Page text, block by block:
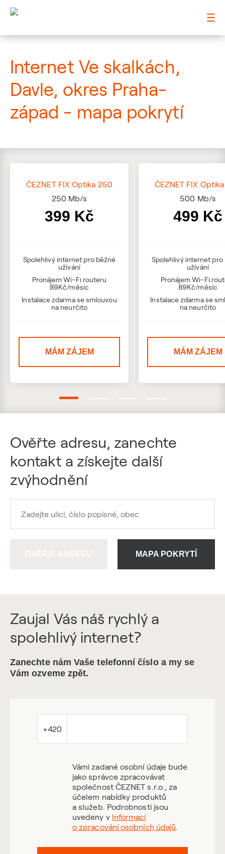
Internet Ve skalkách,
Davle, okres Praha-
západ - mapa pokrytí
ČEZNET FIX Optika 250
250 Mb/s
399 Kč
Spolehlivý internet pro běžné
užívání
Pronájem Wi-Fi routeru
89Kč/měsíc
Instalace zdarma se smlouvou
na neurčito
MÁM ZÁJEM
ČEZNET FIX
500 Mb/s
499 Kč
Spolehlivý internet pro
užívání
Pronájem Wi-Fi
89Kč/měsíc
Instalace zdarma se
na neurčito
MÁM ZÁJEM
Ověřte adresu, zanechte
kontakt a získejte další
zvýhodnění
MAPA POKRYTÍ
Zaujal Vás náš rychlý a
spolehlivý internet?
Zanechte nám Vaše telefonní číslo a my se
Vám ozveme zpět.
+420
Vámi zadané osobní údaje bude
jako správce zpracovávat
společnost ČEZNET s.r.o., za
účelem nabídky produktů
a služeb. Podrobnosti jsou
uvedeny v Informaci
o zpracování osobních údajů.
: Mapa pokrytí ulice